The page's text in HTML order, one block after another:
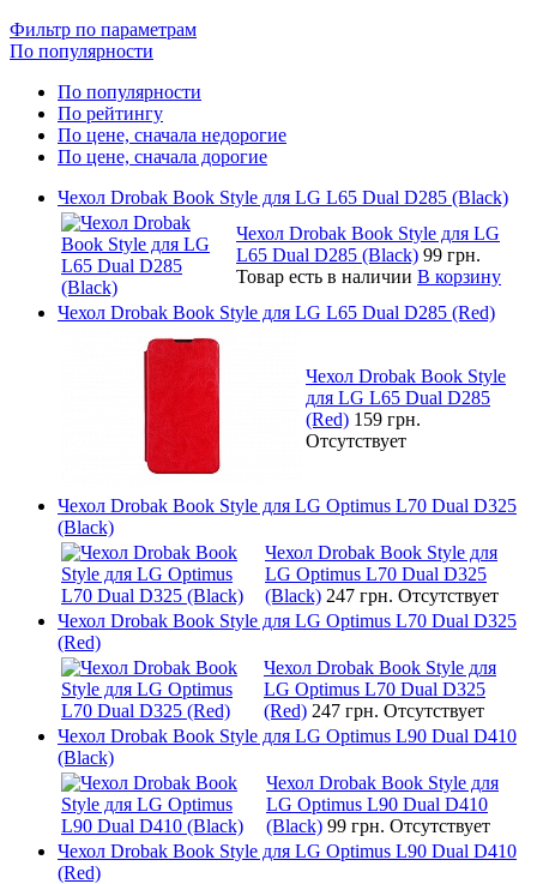
Фильтр по параметрам
По популярности
По популярности
По рейтингу
По цене, сначала недорогие
По цене, сначала дорогие
Чехол Drobak Book Style для LG L65 Dual D285 (Black)
Чехол Drobak Book Style для LG
L65 Dual D285 (Black) 99 грн.
Товар есть в наличии В корзину
Чехол Drobak Book Style для LG L65 Dual D285 (Red)
Чехол Drobak Book Style
для LG L65 Dual D285
(Red) 159 грн.
Отсутствует
Чехол Drobak Book Style для LG Optimus L70 Dual D325
(Black)
Чехол Drobak Book Style для
LG Optimus L70 Dual D325
(Black) 247 грн. Отсутствует
Чехол Drobak Book Style для LG Optimus L70 Dual D325
(Red)
Чехол Drobak Book Style для
LG Optimus L70 Dual D325
(Red) 247 грн. Отсутствует
Чехол Drobak Book Style для LG Optimus L90 Dual D410
(Black)
Чехол Drobak Book Style для
LG Optimus L90 Dual D410
(Black) 99 грн. Отсутствует
Чехол Drobak Book Style для LG Optimus L90 Dual D410
(Red)